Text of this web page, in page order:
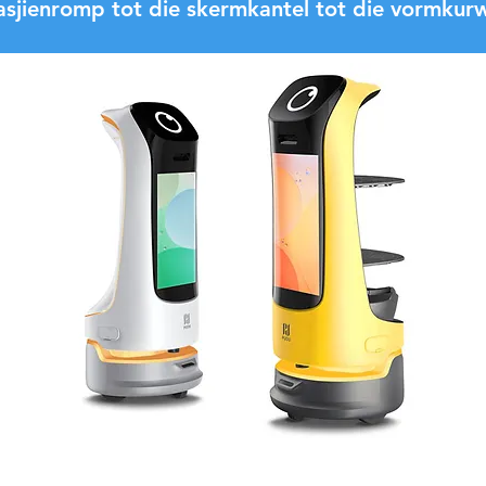
tot die skermkantel tot die